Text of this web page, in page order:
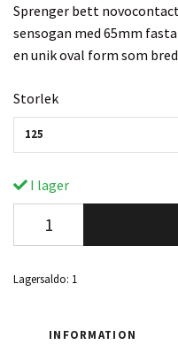
Sprenger bett
sensogan med 65mm
en unik oval form som
Storlek
125
I lager
Lagersaldo: 1
INFORMATION